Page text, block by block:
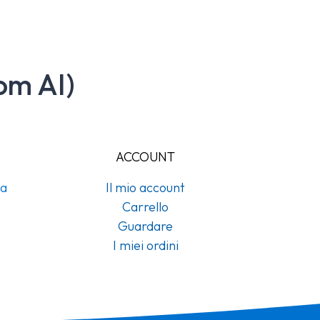
AI)
ACCOUNT
Il mio account
Carrello
Guardare
I miei ordini